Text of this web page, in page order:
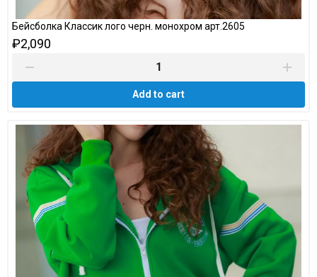
Бейсболка Классик лого черн. монохром арт.2605
₽2,090
Add to cart